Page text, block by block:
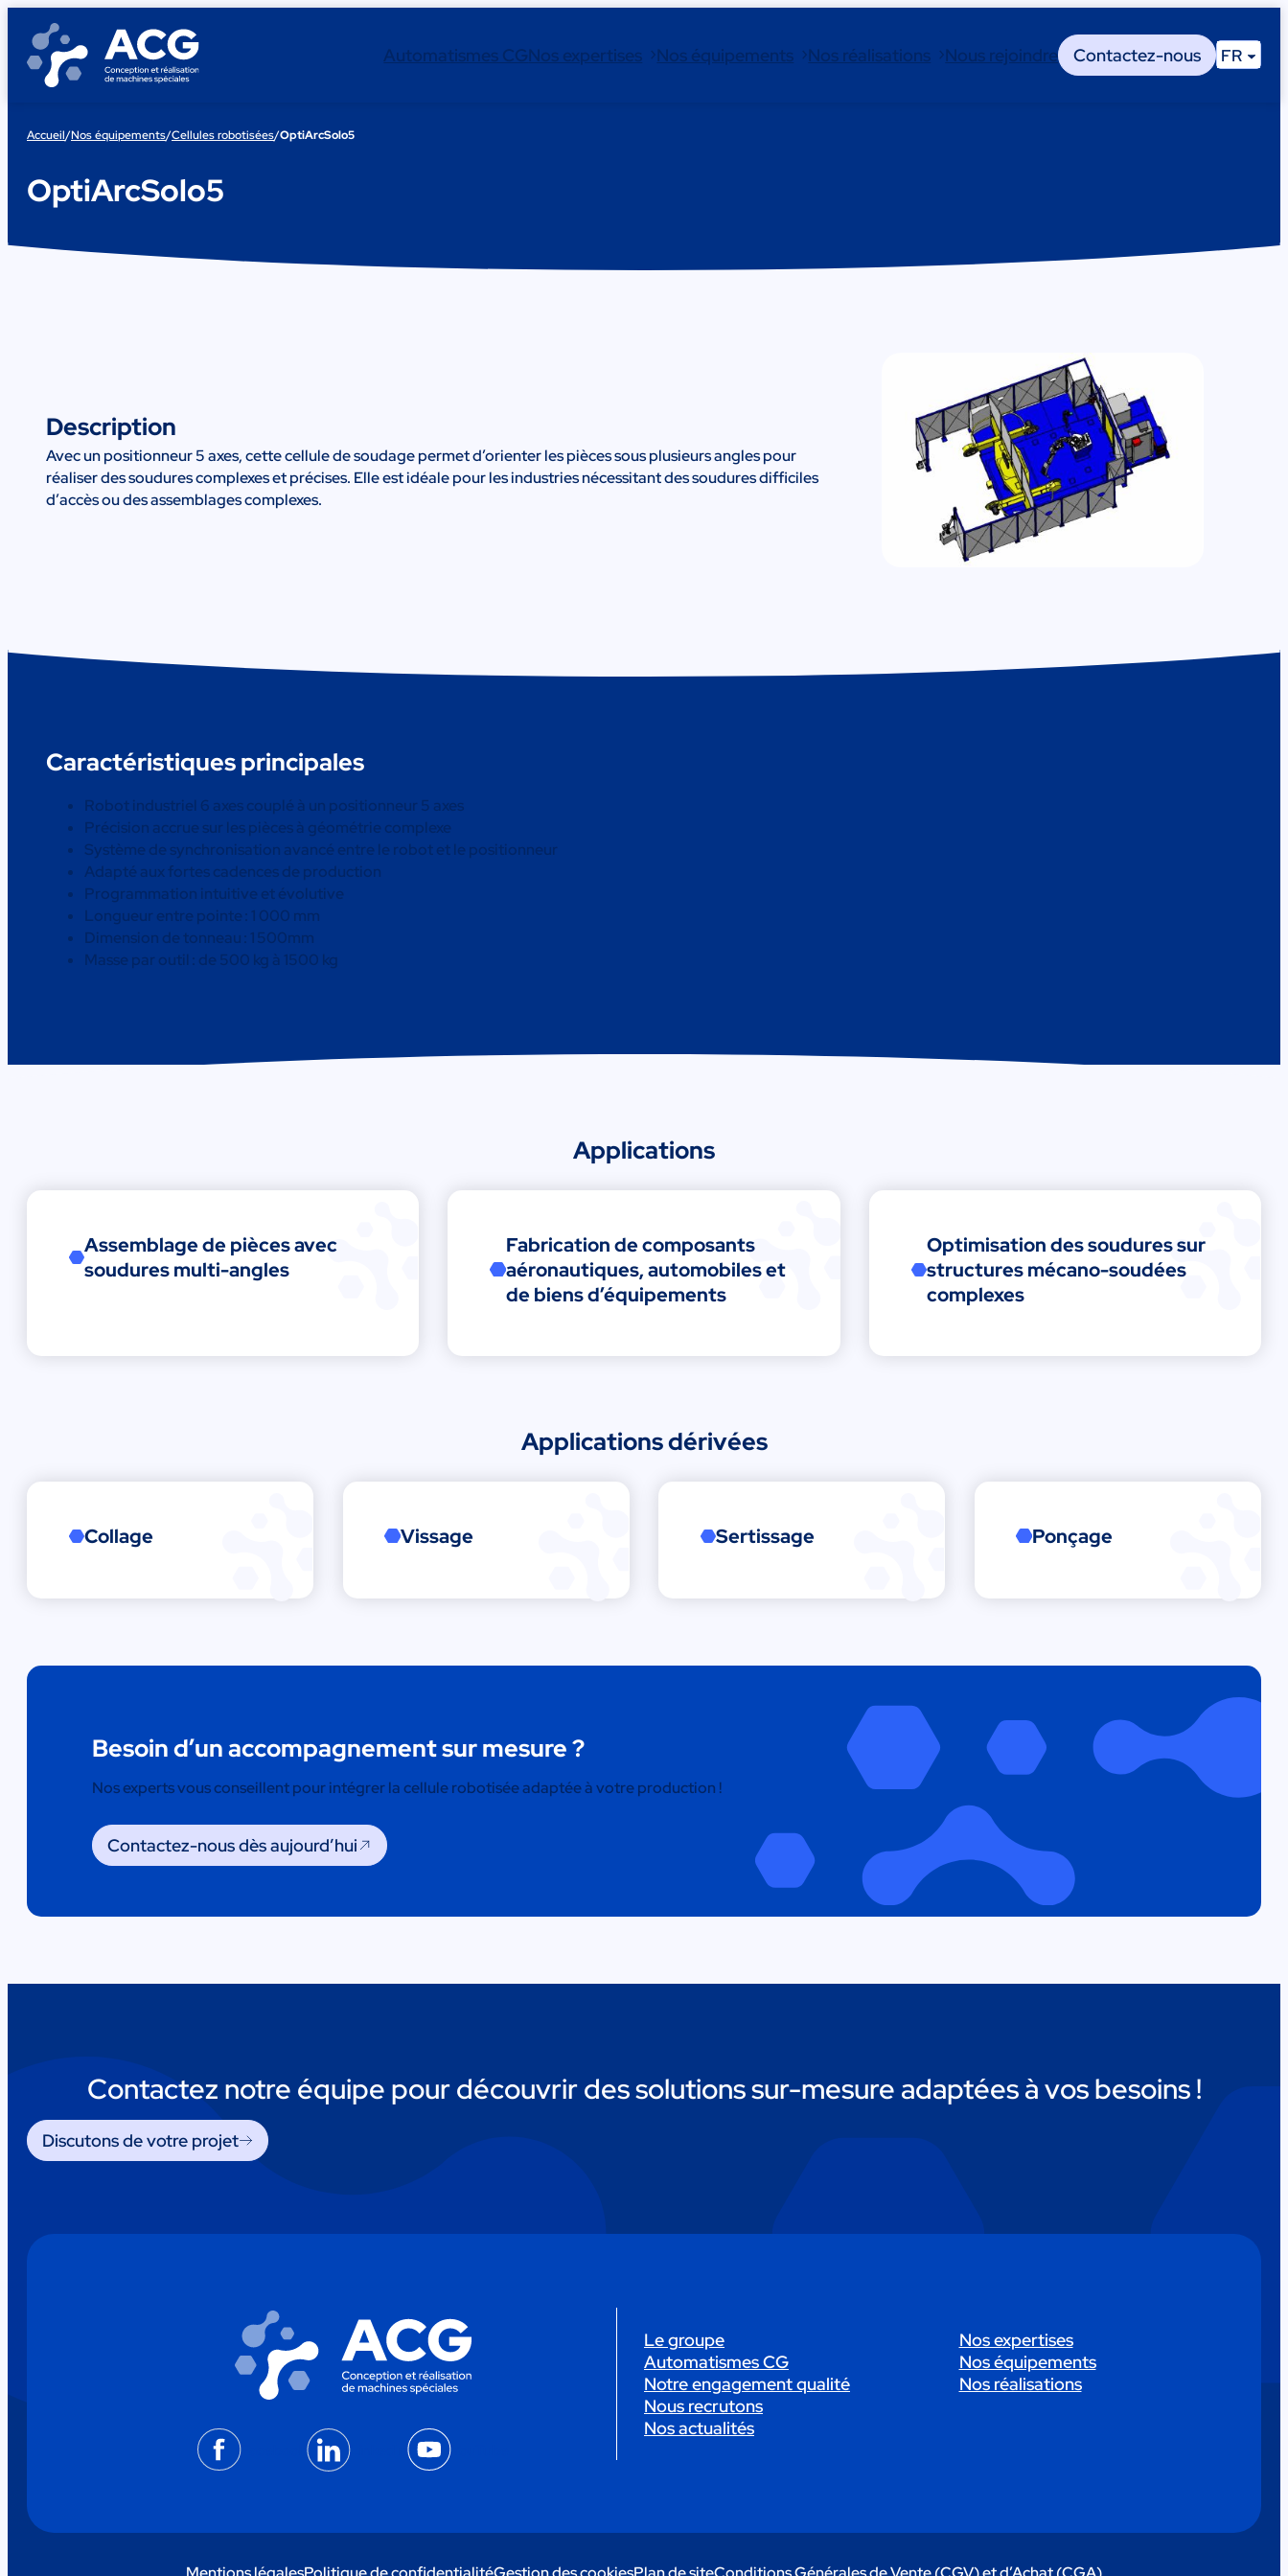
contenu
FR
Automatismes CGNos expertises Nos équipements Nos réalisations Nous rejoindre Contactez-nous
Accueil/Nos équipements/Cellules robotisées/OptiArcSolo5
OptiArcSolo5
Description
Avec un positionneur 5 axes, cette cellule de soudage permet d’orienter les pièces sous plusieurs angles pour
réaliser des soudures complexes et précises. Elle est idéale pour les industries nécessitant des soudures difficiles
d’accès ou des assemblages complexes.
Caractéristiques principales
Robot industriel 6 axes couplé à un positionneur 5 axes
Précision accrue sur les pièces à géométrie complexe
Système de synchronisation avancé entre le robot et le positionneur
Adapté aux fortes cadences de production
Programmation intuitive et évolutive
Longueur entre pointe : 1 000 mm
Dimension de tonneau : 1 500mm
Masse par outil : de 500 kg à 1500 kg
Applications
Assemblage de pièces avec
soudures multi-angles
Fabrication de composants
aéronautiques, automobiles et
de biens d’équipements
Optimisation des soudures sur
structures mécano-soudées
complexes
Applications dérivées
Collage Vissage Sertissage Ponçage
Besoin d’un accompagnement sur mesure ?
Nos experts vous conseillent pour intégrer la cellule robotisée adaptée à votre production !
Contactez-nous dès aujourd’hui
Contactez notre équipe pour découvrir des solutions sur-mesure adaptées à vos besoins !
Discutons de votre projet
Le groupe
Automatismes CG
Notre engagement qualité
Nous recrutons
Nos actualités
Nos expertises
Nos équipements
Nos réalisations